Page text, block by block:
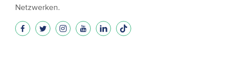
Netzwerken.